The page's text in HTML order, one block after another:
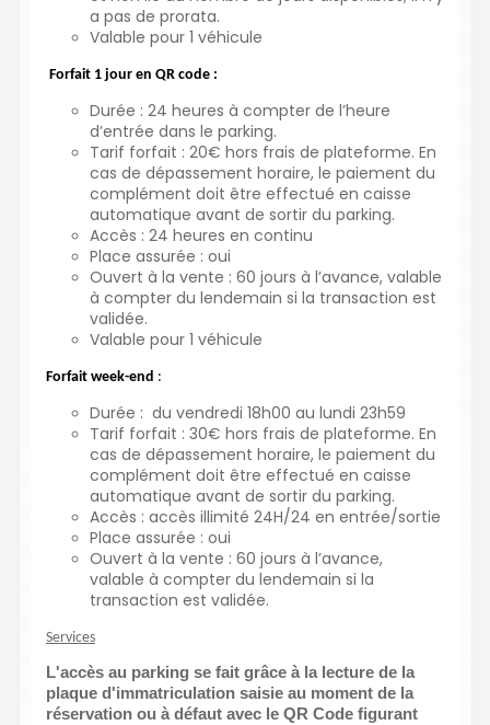
a pas de prorata.
Valable pour 1 véhicule
Forfait 1 jour en QR code :
Durée : 24 heures à compter de l’heure
d’entrée dans le parking.
Tarif forfait : 20€ hors frais de plateforme. En
cas de dépassement horaire, le paiement du
complément doit être effectué en caisse
automatique avant de sortir du parking.
Accès : 24 heures en continu
Place assurée : oui
Ouvert à la vente : 60 jours à l’avance, valable
à compter du lendemain si la transaction est
validée.
Valable pour 1 véhicule
Forfait week-end :
Durée : du vendredi 18h00 au lundi 23h59
Tarif forfait : 30€ hors frais de plateforme. En
cas de dépassement horaire, le paiement du
complément doit être effectué en caisse
automatique avant de sortir du parking.
Accès : accès illimité 24H/24 en entrée/sortie
Place assurée : oui
Ouvert à la vente : 60 jours à l’avance,
valable à compter du lendemain si la
transaction est validée.
Services
L'accès au parking se fait grâce à la lecture de la
plaque d'immatriculation saisie au moment de la
réservation ou à défaut avec le QR Code figurant